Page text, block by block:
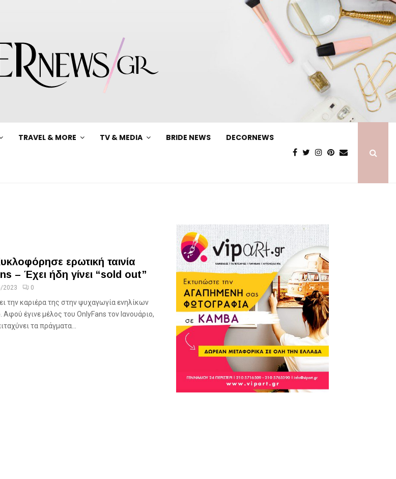
TRAVEL & MORE TV & MEDIA BRIDE NEWS DECORNEWS
ερωτική ταινία
– Έχει ήδη γίνει “sold out”
2023 0
την καριέρα της στην ψυχαγωγία ενηλίκων
έγινε μέλος του OnlyFans τον Ιανουάριο,
τα πράγματα...